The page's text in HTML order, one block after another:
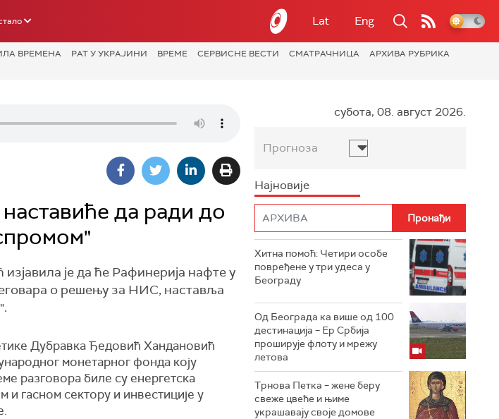
Lat Eng
ВРЕМЕНА РАТ У УКРАЈИНИ ВРЕМЕ СЕРВИСНЕ ВЕСТИ СМАТРАЧНИЦА
АРХИВА РУБРИКА
да ради до
је да ће Рафинерија нафте у
о решењу за НИС, наставља
Дубравка Ђедовић Хандановић
монетарног фонда коју
разговора биле су енергетска
и гасном сектору и инвестиције у
субота, 08. август 2026.
Прогноза
Најновије
Хитна помоћ: Четири особе
повређене у три удеса у
Београду
Од Београда ка више од 100
дестинација – Ер Србија
проширује флоту и мрежу
летова
Трнова Петка – жене беру
свеже цвеће и њиме
украшавају своје домове